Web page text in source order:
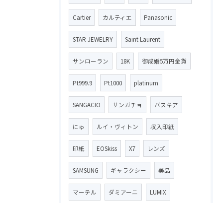
Cartier カルティエ Panasonic
STAR JEWELRY Saint Laurent
サンローラン 18K 御成婚5万円金貨
Pt999.9 Pt1000 platinum
SANGACIO サンガチョ バスキア
にゅ ルイ・ヴィトン 収入印紙
印紙 EOSkiss X7 レンズ
SAMSUNG ギャラクシー 美品
マーテル ダミアーニ LUMIX